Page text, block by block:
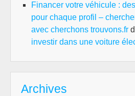
Financer votre véhicule :
pour chaque profil –
avec cherchons trouvons.fr
investir dans une voiture
Archives